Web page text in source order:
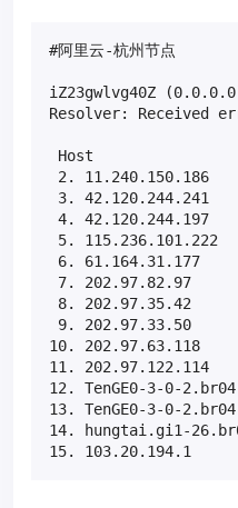
#阿里云-杭州节点
iZ23gwlvg40Z
Resolver:
Host
2.
3.
4.
5.
6.
7. 202.97.82.97
8. 202.97.35.42
9. 202.97.33.50
10.
11.
12. TenGE0-3-0-
13. TenGE0-3-0-
14. hungtai.gi1-